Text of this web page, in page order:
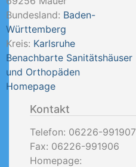
Bundesland: Baden-
Württemberg
Kreis: Karlsruhe
Benachbarte Sanitätshäuser
und Orthopäden
Homepage
Kontakt
Telefon: 06226-991907
Fax: 06226-991906
Homepage: